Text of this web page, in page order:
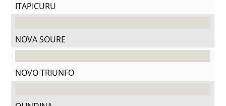
ITAPICURU
NOVA SOURE
NOVO TRIUNFO